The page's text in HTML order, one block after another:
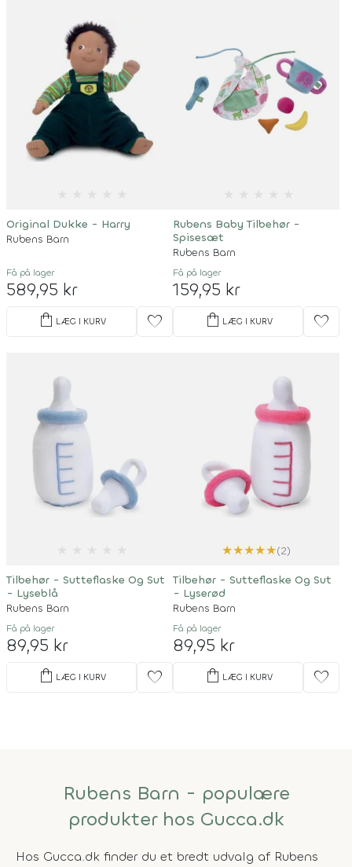
Original Dukke - Harry
Rubens Barn
Få på lager
589,95 kr
shopping_bag LÆG I KURV favorite
Rubens Baby Tilbehør -
Spisesæt
Rubens Barn
Få på lager
159,95 kr
shopping_bag LÆG I KURV favorite
Tilbehør - Sutteflaske Og Sut
- Lyseblå
Rubens Barn
Få på lager
89,95 kr
shopping_bag LÆG I KURV favorite
★★★★★(2)
Tilbehør - Sutteflaske Og Sut
- Lyserød
Rubens Barn
Få på lager
89,95 kr
shopping_bag LÆG I KURV favorite
Rubens Barn - populære
produkter hos Gucca.dk
Hos Gucca.dk finder du et bredt udvalg af Rubens